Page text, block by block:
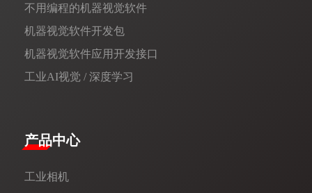
不用编程的机器视觉软件
机器视觉软件开发包
机器视觉软件应用开发接口
工业AI视觉 / 深度学习
产品中心
工业相机